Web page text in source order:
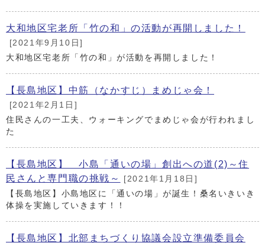
大和地区宅老所「竹の和」の活動が再開しました！
[2021年9月10日]
大和地区宅老所「竹の和」が活動を再開しました！
【長島地区】中筋（なかすじ）まめじゃ会！
[2021年2月1日]
住民さんの一工夫、ウォーキングでまめじゃ会が行われまし
た
【長島地区】 小島「通いの場」創出への道(2)～住
民さんと専門職の挑戦～
[2021年1月18日]
【長島地区】小島地区に「通いの場」が誕生！桑名いきいき
体操を実施していきます！！
【長島地区】北部まちづくり協議会設立準備委員会